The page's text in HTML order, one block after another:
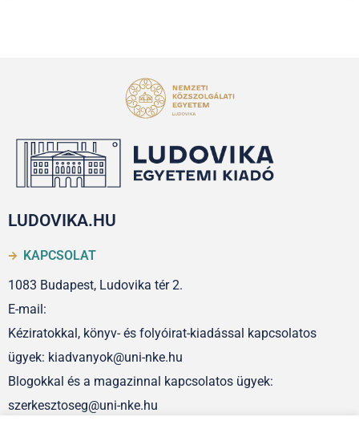
LUDOVIKA.HU
KAPCSOLAT
1083 Budapest, Ludovika tér 2.
E-mail:
Kéziratokkal, könyv- és folyóirat-kiadással kapcsolatos
ügyek: kiadvanyok@uni-nke.hu
Blogokkal és a magazinnal kapcsolatos ügyek:
szerkesztoseg@uni-nke.hu